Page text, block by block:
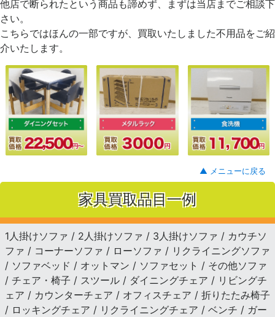
他店で断られたという商品も諦めず、まずは当店までご相談下
さい。
こちらではほんの一部ですが、買取いたしました不用品をご紹
介いたします。
▲ メニューに戻る
家具買取品目一例
1人掛けソファ / 2人掛けソファ / 3人掛けソファ / カウチソ
ファ / コーナーソファ / ローソファ / リクライニングソファ
/ ソファベッド / オットマン / ソファセット / その他ソファ
/ チェア・椅子 / スツール / ダイニングチェア / リビングチ
ェア / カウンターチェア / オフィスチェア / 折りたたみ椅子
/ ロッキングチェア / リクライニングチェア / ベンチ / ガー